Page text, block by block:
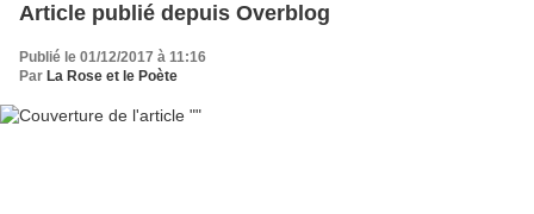
Article publié depuis Overblog
Publié le 01/12/2017 à 11:16
Par La Rose et le Poète